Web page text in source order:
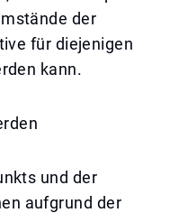
der
für diejenigen
kann.
und der
aufgrund der